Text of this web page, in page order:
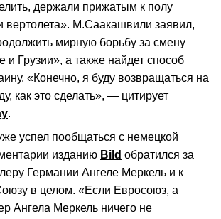
держали прижатым к полу
вертолета». М.Саакашвили заявил,
мирную борьбу за смену
и Грузии», а также найдет способ
«Конечно, я буду возвращаться на
как это сделать», — цитирует
.
успел пообщаться с немецкой
изданию Bild обратился за
Германии Ангеле Меркель и к
в целом. «Если Евросоюз, а
Ангела Меркель ничего не